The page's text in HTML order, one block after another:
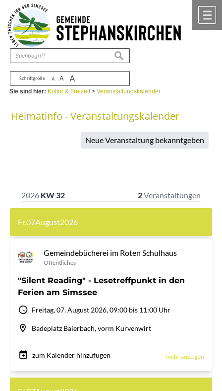
Zum Inhalt ,zur Navigation
Schriftgröße A A A
suchen
Sie sind hier: Kultur & Freizeit>Veranstaltungskalender
Heimatinfo - Veranstaltungskalender